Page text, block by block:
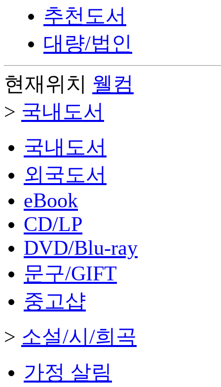
추천도서
대량/법인
현재위치 웰컴
> 국내도서
국내도서
외국도서
eBook
CD/LP
DVD/Blu-ray
문구/GIFT
중고샵
> 소설/시/희곡
가정 살림